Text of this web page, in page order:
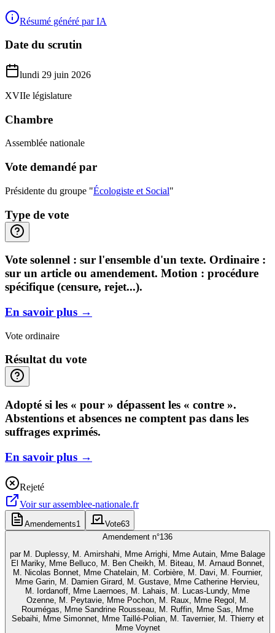
Résumé généré par IA
Date du scrutin
lundi 29 juin 2026
XVIIe législature
Chambre
Assemblée nationale
Vote demandé par
Présidente du groupe "Écologiste et Social"
Type de vote
Vote solennel : sur l'ensemble d'un texte. Ordinaire :
sur un article ou amendement. Motion : procédure
spécifique (censure, rejet...).
En savoir plus →
Vote ordinaire
Résultat du vote
Adopté si les « pour » dépassent les « contre ».
Abstentions et absences ne comptent pas dans les
suffrages exprimés.
En savoir plus →
Rejeté
Voir surassemblee-nationale.fr
Amendements1 Vote63
Amendement n°136
par M. Duplessy, M. Amirshahi, Mme Arrighi, Mme Autain, Mme Balage
El Mariky, Mme Belluco, M. Ben Cheikh, M. Biteau, M. Arnaud Bonnet,
M. Nicolas Bonnet, Mme Chatelain, M. Corbière, M. Davi, M. Fournier,
Mme Garin, M. Damien Girard, M. Gustave, Mme Catherine Hervieu,
M. Iordanoff, Mme Laernoes, M. Lahais, M. Lucas-Lundy, Mme
Ozenne, M. Peytavie, Mme Pochon, M. Raux, Mme Regol, M.
Roumégas, Mme Sandrine Rousseau, M. Ruffin, Mme Sas, Mme
Sebaihi, Mme Simonnet, Mme Taillé-Polian, M. Tavernier, M. Thierry et
Mme Voynet